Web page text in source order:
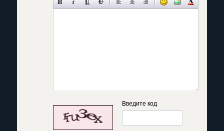
Введите код